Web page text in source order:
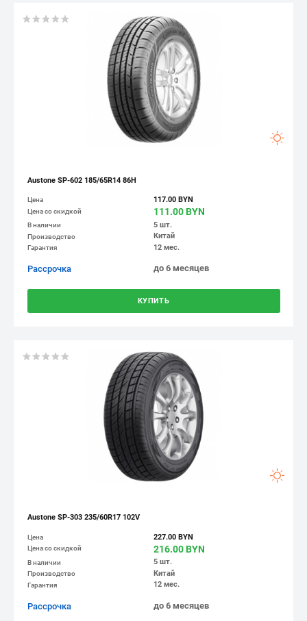
Austone SP-602 185/65R14 86H
Цена 117.00 BYN
Цена со скидкой 111.00 BYN
В наличии 5 шт.
Производство Китай
Гарантия 12 мес.
Рассрочка до 6 месяцев
КУПИТЬ
Austone SP-303 235/60R17 102V
Цена 227.00 BYN
Цена со скидкой 216.00 BYN
В наличии 5 шт.
Производство Китай
Гарантия 12 мес.
Рассрочка до 6 месяцев